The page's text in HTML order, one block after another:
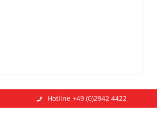
Hotline +49 (0)2942 4422